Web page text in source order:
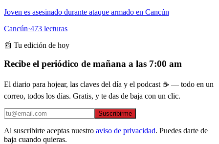
Joven es asesinado durante ataque armado en Cancún
Cancún·473 lecturas
📰 Tu edición de hoy
Recibe el periódico de mañana a las 7:00 am
El diario para hojear, las claves del día y el podcast ☕ — todo en un
correo, todos los días. Gratis, y te das de baja con un clic.
Suscribirme
Al suscribirte aceptas nuestro aviso de privacidad. Puedes darte de
baja cuando quieras.